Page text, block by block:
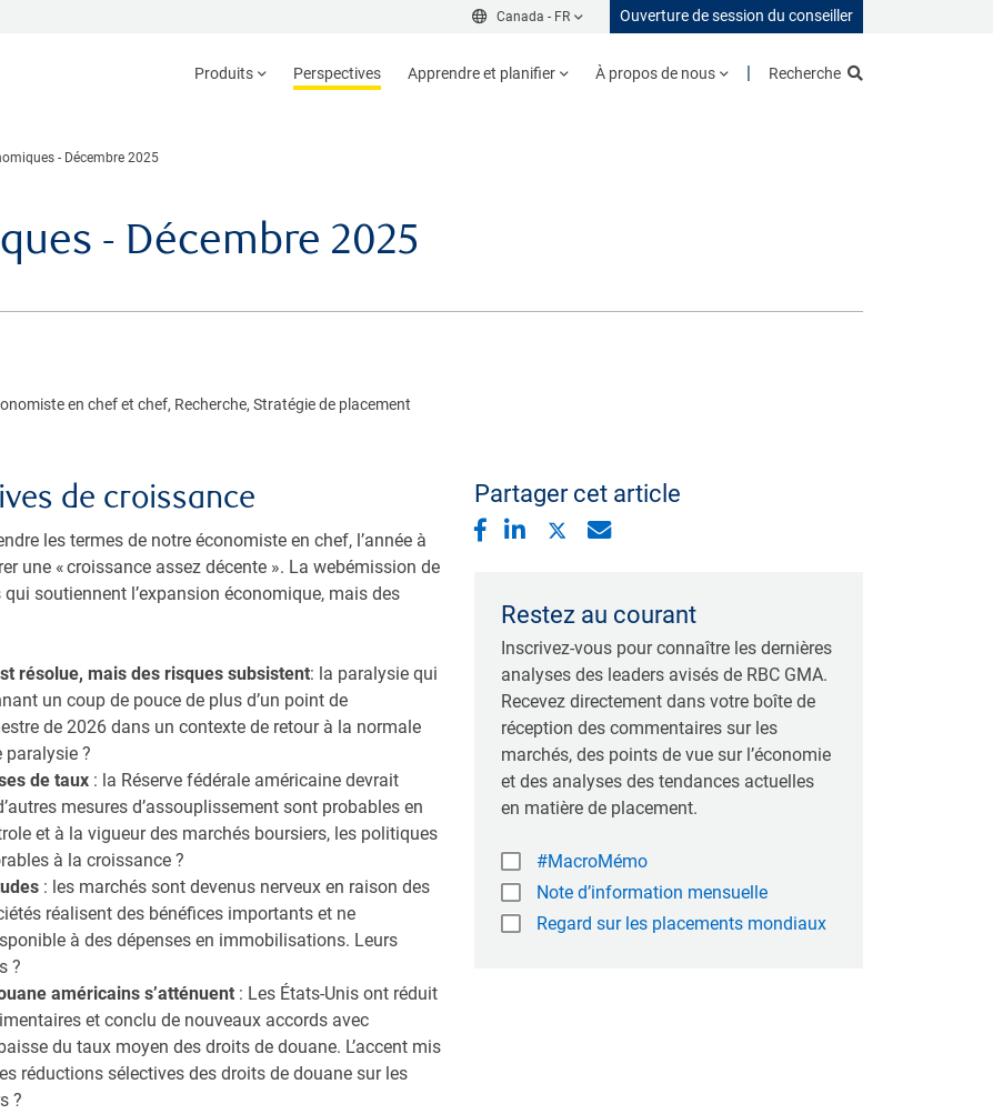
Canada - FR Ouverture de session du conseiller
Produits Perspectives Apprendre et planifier À propos de nous Recherche
- Décembre 2025
- Décembre 2025
en chef et chef, Recherche, Stratégie de placement
de croissance
les termes de notre économiste en chef, l’année à
une « croissance assez décente ». La webémission de
soutiennent l’expansion économique, mais des
résolue, mais des risques subsistent: la paralysie qui
un coup de pouce de plus d’un point de
de 2026 dans un contexte de retour à la normale
paralysie ?
de taux : la Réserve fédérale américaine devrait
mesures d’assouplissement sont probables en
et à la vigueur des marchés boursiers, les politiques
à la croissance ?
: les marchés sont devenus nerveux en raison des
réalisent des bénéfices importants et ne
à des dépenses en immobilisations. Leurs
?
américains s’atténuent : Les États-Unis ont réduit
et conclu de nouveaux accords avec
du taux moyen des droits de douane. L’accent mis
réductions sélectives des droits de douane sur les
?
Partager cet article
Restez au courant
Inscrivez-vous pour connaître les dernières
analyses des leaders avisés de RBC GMA.
Recevez directement dans votre boîte de
réception des commentaires sur les
marchés, des points de vue sur l’économie
et des analyses des tendances actuelles
en matière de placement.
#MacroMémo
Note d’information mensuelle
Regard sur les placements mondiaux